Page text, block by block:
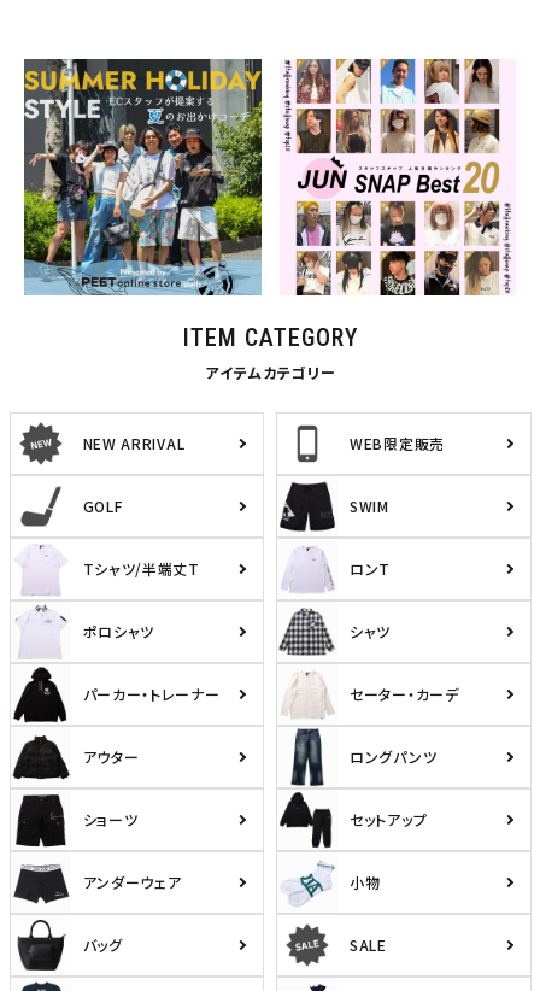
SUMMER HOLIDAY STYLE
2026.07.24
スタッフコンテンツ 特集一覧
MONTHLY STAFF SNAP
BEST 20
2026.07.01
スタッフコンテンツ 特集一覧
ITEM CATEGORY
アイテムカテゴリー
NEW ARRIVAL WEB限定販売
GOLF SWIM
Tシャツ/半端丈T ロンT
ポロシャツ シャツ
パーカー・トレーナー セーター・カーデ
アウター ロングパンツ
ショーツ セットアップ
アンダーウェア 小物
バッグ SALE